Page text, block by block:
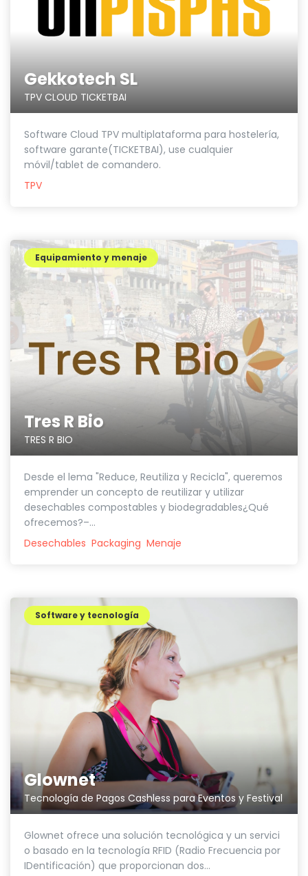
Gekkotech SL
TPV CLOUD TICKETBAI
Software Cloud TPV multiplataforma para hostelería,
software garante(TICKETBAI), use cualquier
móvil/tablet de comandero.
TPV
Tres R Bio
TRES R BIO
Equipamiento y menaje
Desde el lema "Reduce, Reutiliza y Recicla", queremos
emprender un concepto de reutilizar y utilizar
desechables compostables y biodegradables¿Qué
ofrecemos?–...
Desechables Packaging Menaje
Glownet
Tecnología de Pagos Cashless para Eventos y Festival
Software y tecnología
Glownet ofrece una solución tecnológica y un servici
o basado en la tecnología RFID (Radio Frecuencia por
IDentificación) que proporcionan dos...